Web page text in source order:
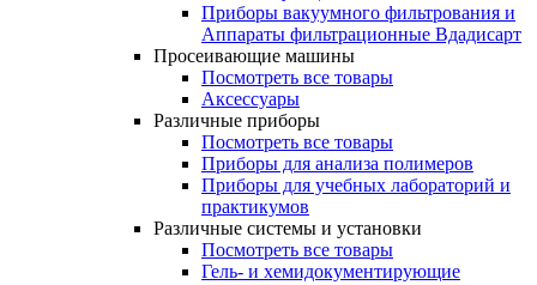
Приборы вакуумного фильтрования и
Аппараты фильтрационные Вдадисарт
Просеивающие машины
Посмотреть все товары
Аксессуары
Различные приборы
Посмотреть все товары
Приборы для анализа полимеров
Приборы для учебных лабораторий и
практикумов
Различные системы и установки
Посмотреть все товары
Гель- и хемидокументирующие